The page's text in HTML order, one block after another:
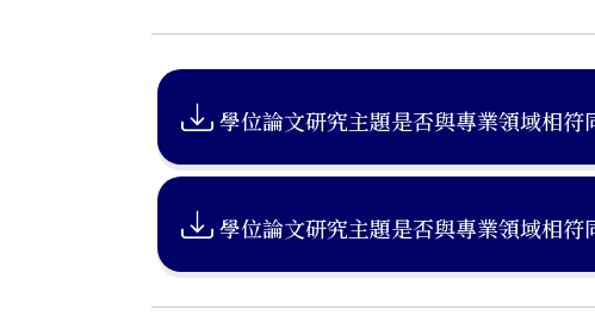
學位論文研究主題是否與專業領域相
學位論文研究主題是否與專業領域相